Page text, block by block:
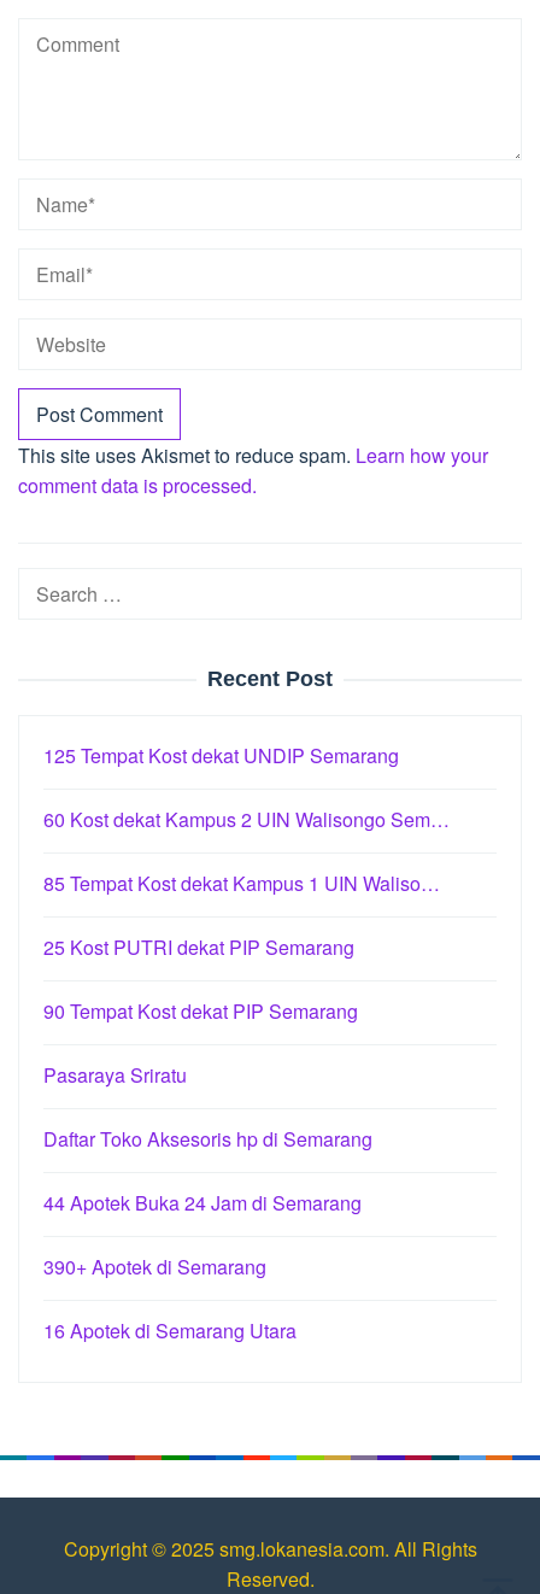
This site uses Akismet to reduce spam. Learn how your
comment data is processed.
Search
Recent Post
125 Tempat Kost dekat UNDIP Semarang
60 Kost dekat Kampus 2 UIN Walisongo Sem…
85 Tempat Kost dekat Kampus 1 UIN Waliso…
25 Kost PUTRI dekat PIP Semarang
90 Tempat Kost dekat PIP Semarang
Pasaraya Sriratu
Daftar Toko Aksesoris hp di Semarang
44 Apotek Buka 24 Jam di Semarang
390+ Apotek di Semarang
16 Apotek di Semarang Utara
Copyright © 2025 smg.lokanesia.com. All Rights
Reserved.